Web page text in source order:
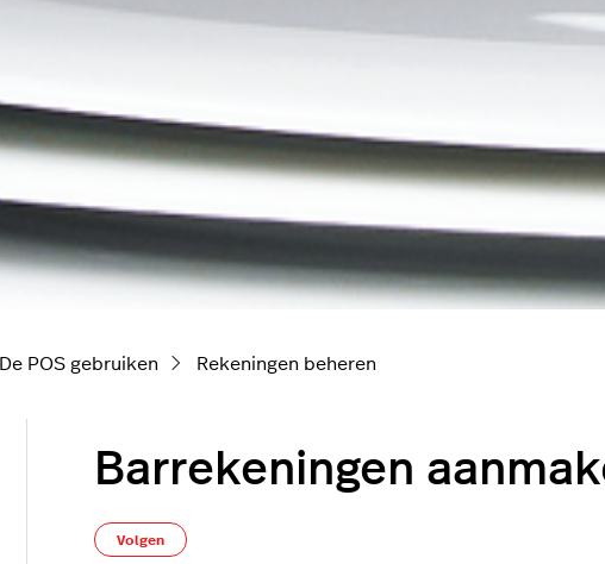
De POS gebruiken Rekeningen beheren
Barrekeningen
Volgen